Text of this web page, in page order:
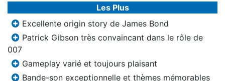
Les Plus
Excellente origin story de James Bond
Patrick Gibson très convaincant dans le rôle de
007
Gameplay varié et toujours plaisant
Bande-son exceptionnelle et thèmes mémorables